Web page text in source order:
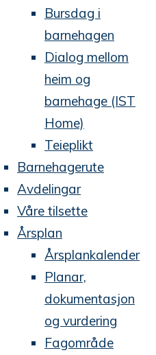
Bursdag i
barnehagen
Dialog mellom
heim og
barnehage (IST
Home)
Teieplikt
Barnehagerute
Avdelingar
Våre tilsette
Årsplan
Årsplankalender
Planar,
dokumentasjon
og vurdering
Fagområde